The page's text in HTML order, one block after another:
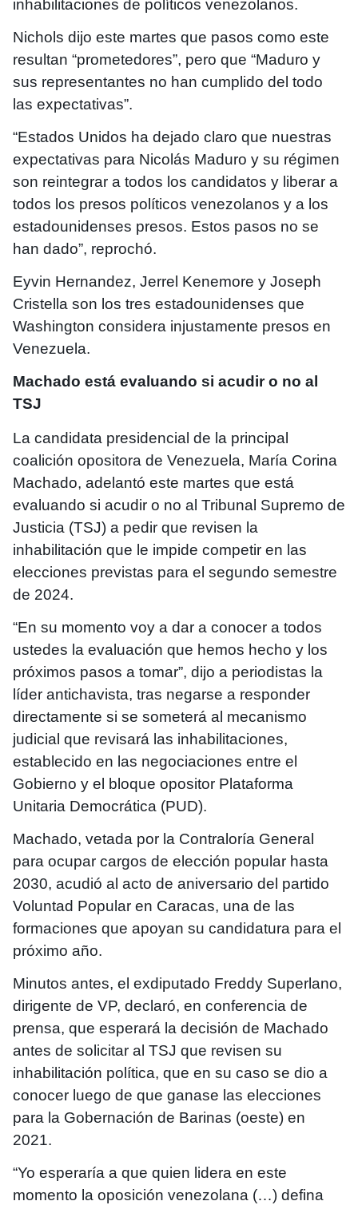
inhabilitaciones de políticos venezolanos.
Nichols dijo este martes que pasos como este
resultan “prometedores”, pero que “Maduro y
sus representantes no han cumplido del todo
las expectativas”.
“Estados Unidos ha dejado claro que nuestras
expectativas para Nicolás Maduro y su régimen
son reintegrar a todos los candidatos y liberar a
todos los presos políticos venezolanos y a los
estadounidenses presos. Estos pasos no se
han dado”, reprochó.
Eyvin Hernandez, Jerrel Kenemore y Joseph
Cristella son los tres estadounidenses que
Washington considera injustamente presos en
Venezuela.
Machado está evaluando si acudir o no al
TSJ
La candidata presidencial de la principal
coalición opositora de Venezuela, María Corina
Machado, adelantó este martes que está
evaluando si acudir o no al Tribunal Supremo de
Justicia (TSJ) a pedir que revisen la
inhabilitación que le impide competir en las
elecciones previstas para el segundo semestre
de 2024.
“En su momento voy a dar a conocer a todos
ustedes la evaluación que hemos hecho y los
próximos pasos a tomar”, dijo a periodistas la
líder antichavista, tras negarse a responder
directamente si se someterá al mecanismo
judicial que revisará las inhabilitaciones,
establecido en las negociaciones entre el
Gobierno y el bloque opositor Plataforma
Unitaria Democrática (PUD).
Machado, vetada por la Contraloría General
para ocupar cargos de elección popular hasta
2030, acudió al acto de aniversario del partido
Voluntad Popular en Caracas, una de las
formaciones que apoyan su candidatura para el
próximo año.
Minutos antes, el exdiputado Freddy Superlano,
dirigente de VP, declaró, en conferencia de
prensa, que esperará la decisión de Machado
antes de solicitar al TSJ que revisen su
inhabilitación política, que en su caso se dio a
conocer luego de que ganase las elecciones
para la Gobernación de Barinas (oeste) en
2021.
“Yo esperaría a que quien lidera en este
momento la oposición venezolana (…) defina